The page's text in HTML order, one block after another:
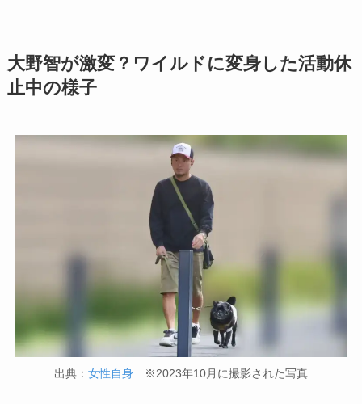
大野智が激変？ワイルドに変身した活動休
止中の様子
出典： 女性自身 ※2023年10月に撮影された写真